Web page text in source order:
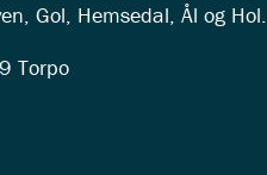
Gol, Hemsedal, Ål og Hol.
Torpo